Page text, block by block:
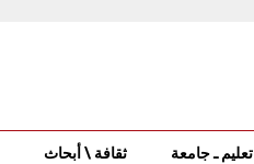
تعليم ـ جامعة ثقافة \ أبحاث